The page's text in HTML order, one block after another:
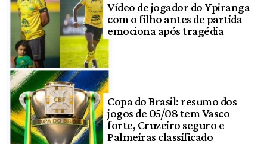
Vídeo de jogador do Ypiranga
com o filho antes de partida
emociona após tragédia
Copa do Brasil: resumo dos
jogos de 05/08 tem Vasco
forte, Cruzeiro seguro e
Palmeiras classificado